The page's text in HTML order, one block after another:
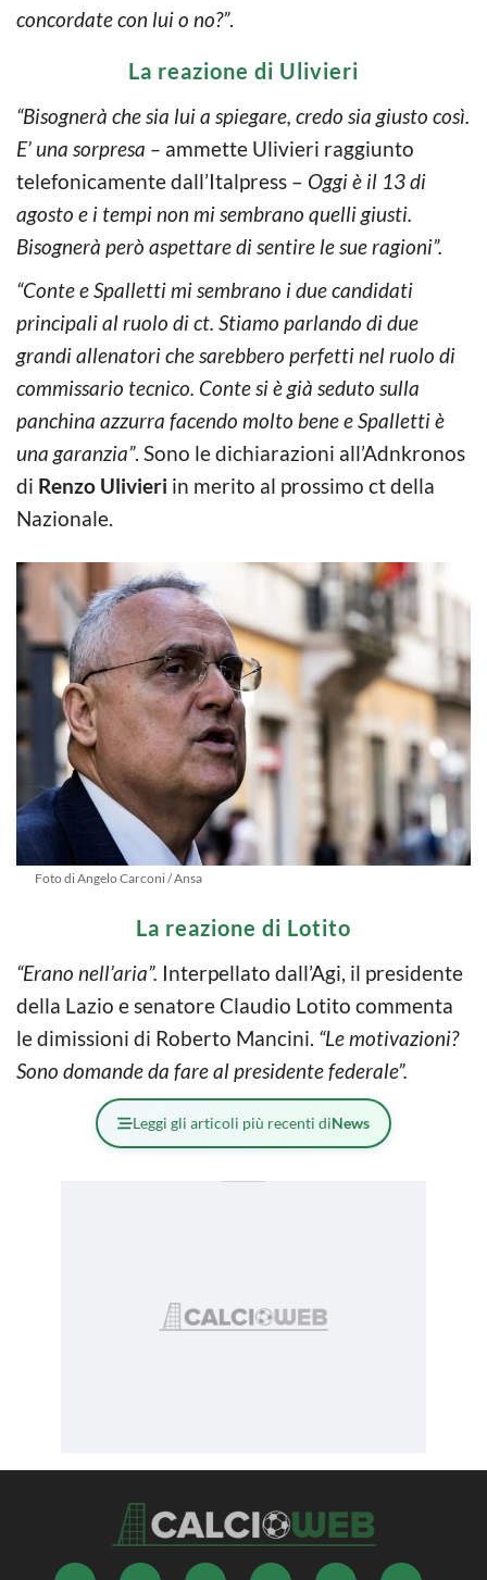
concordate con lui o no?”.
La reazione di Ulivieri
“Bisognerà che sia lui a spiegare, credo sia giusto così.
E’ una sorpresa – ammette Ulivieri raggiunto
telefonicamente dall’Italpress – Oggi è il 13 di
agosto e i tempi non mi sembrano quelli giusti.
Bisognerà però aspettare di sentire le sue ragioni”.
“Conte e Spalletti mi sembrano i due candidati
principali al ruolo di ct. Stiamo parlando di due
grandi allenatori che sarebbero perfetti nel ruolo di
commissario tecnico. Conte si è già seduto sulla
panchina azzurra facendo molto bene e Spalletti è
una garanzia”. Sono le dichiarazioni all’Adnkronos
di Renzo Ulivieri in merito al prossimo ct della
Nazionale.
Foto di Angelo Carconi / Ansa
La reazione di Lotito
“Erano nell’aria”. Interpellato dall’Agi, il presidente
della Lazio e senatore Claudio Lotito commenta
le dimissioni di Roberto Mancini. “Le motivazioni?
Sono domande da fare al presidente federale”.
Leggi gli articoli più recenti diNews